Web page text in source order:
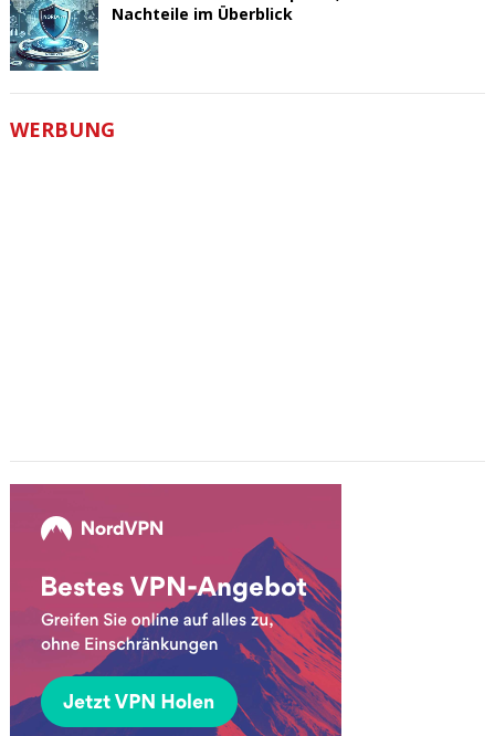
Nachteile im Überblick
WERBUNG